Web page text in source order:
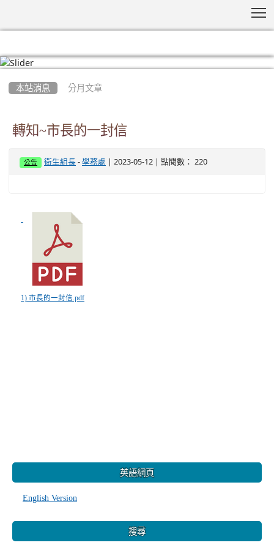
本站消息 分月文章
轉知~市長的一封信
公告 衛生組長 -學務處 | 2023-05-12 | 點閱數： 220
1) 市長的一封信.pdf
英語網頁
English Version
搜尋